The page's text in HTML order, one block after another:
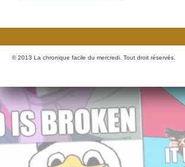
© 2013 La chronique facile du mercredi. Tout droit réservés.